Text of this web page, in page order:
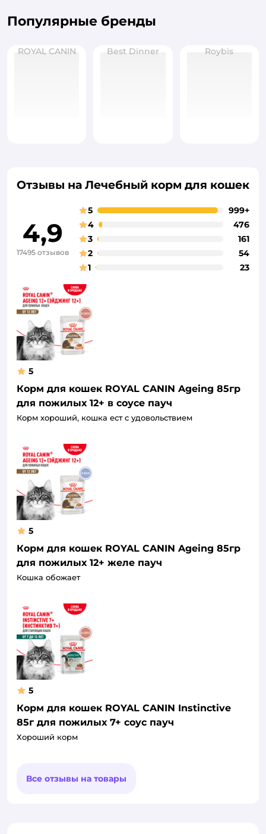
Популярные бренды
ROYAL CANIN Best Dinner Roybis
Отзывы на Лечебный корм для кошек
4,9
17495 отзывов
5
999+
4
476
3
161
2
54
1
23
5
Корм для кошек ROYAL CANIN Ageing 85гр
для пожилых 12+ в соусе пауч
Корм хороший, кошка ест с удовольствием
5
Корм для кошек ROYAL CANIN Ageing 85гр
для пожилых 12+ желе пауч
Кошка обожает
5
Корм для кошек ROYAL CANIN Instinctive
85г для пожилых 7+ соус пауч
Хороший корм
Все отзывы на товары